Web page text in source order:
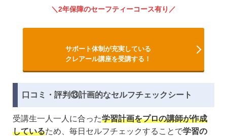
2年保障のセーフティーコース有り
サポート体制が充実している
クレアール講座を受講する！
口コミ・評判⑬計画的なセルフチェックシート
受講生一人一人に合った学習計画をプロの講師が作成
しているため、毎日セルフチェックすることで学習の